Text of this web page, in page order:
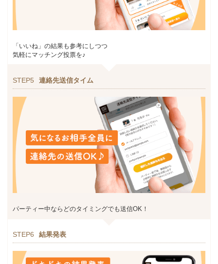
「いいね」の結果も参考にしつつ
気軽にマッチング投票を♪
STEP5 連絡先送信タイム
パーティー中ならどのタイミングでも送信OK！
STEP6 結果発表